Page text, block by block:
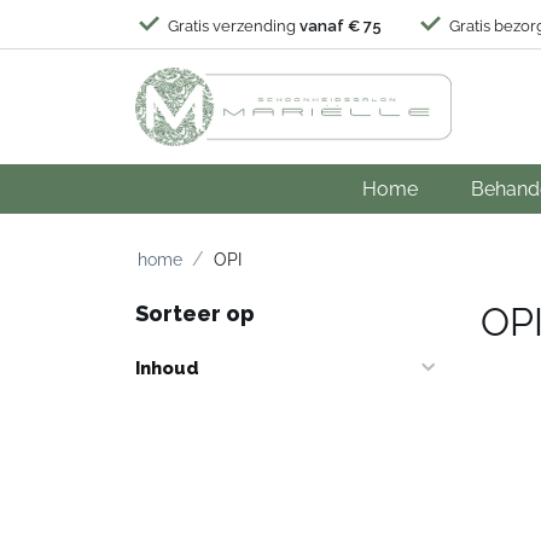
Gratis verzending vanaf € 75 Gratis
Home
home / OPI
Sorteer op
Inhoud
OPI